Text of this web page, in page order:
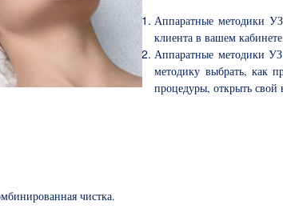
Аппаратные методики
клиента в вашем
Аппаратные методики
методику выбрать, как
процедуры, открыть свой
чистка.